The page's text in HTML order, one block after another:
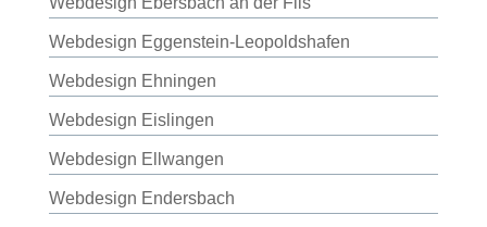
Webdesign Eggenstein-Leopoldshafen
Webdesign Ehningen
Webdesign Eislingen
Webdesign Ellwangen
Webdesign Endersbach